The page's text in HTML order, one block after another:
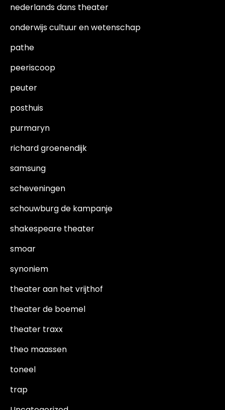
nederlands dans theater
onderwijs cultuur en wetenschap
pathe
peeriscoop
peuter
posthuis
purmaryn
richard groenendijk
samsung
scheveningen
schouwburg de kampanje
shakespeare theater
smoar
synoniem
theater aan het vrijthof
theater de boemel
theater traxx
theo maassen
toneel
trap